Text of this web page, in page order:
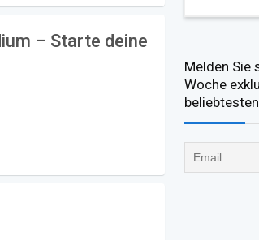
Melden Sie
Woche
– Starte deine